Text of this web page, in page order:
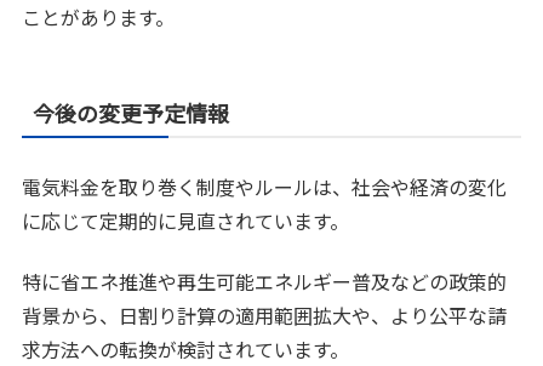
ことがあります。
今後の変更予定情報
電気料金を取り巻く制度やルールは、社会や経済の変化
に応じて定期的に見直されています。
特に省エネ推進や再生可能エネルギー普及などの政策的
背景から、日割り計算の適用範囲拡大や、より公平な請
求方法への転換が検討されています。